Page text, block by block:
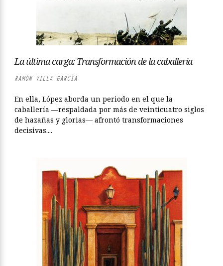
La última carga: Transformación de la caballería
RAMÓN VILLA GARCÍA
En ella, López aborda un periodo en el que la
caballería —respaldada por más de veinticuatro siglos
de hazañas y glorias— afrontó transformaciones
decisivas....